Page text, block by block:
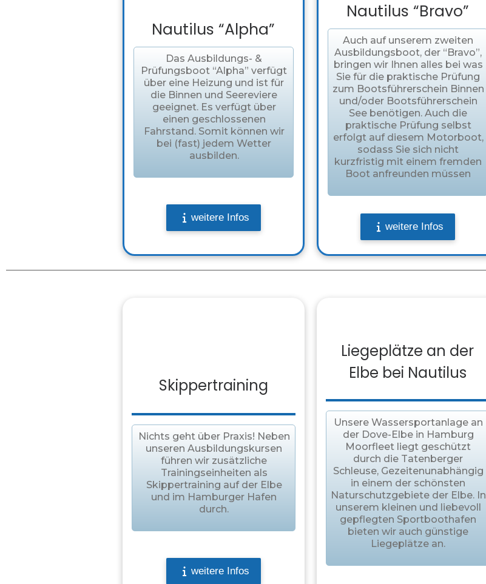
Nautilus “Alpha”
Das Ausbildungs- &
Prüfungsboot “Alpha” verfügt
über eine Heizung und ist für
die Binnen und Seereviere
geeignet. Es verfügt über
einen geschlossenen
Fahrstand. Somit können wir
bei (fast) jedem Wetter
ausbilden.
weitere Infos
Nautilus “Bravo”
Auch auf unserem zweiten
Ausbildungsboot, der “Bravo”,
bringen wir Ihnen alles bei was
Sie für die praktische Prüfung
zum Bootsführerschein Binnen
und/oder Bootsführerschein
See benötigen. Auch die
praktische Prüfung selbst
erfolgt auf diesem Motorboot,
sodass Sie sich nicht
kurzfristig mit einem fremden
Boot anfreunden müssen
weitere Infos
Skippertraining
Nichts geht über Praxis! Neben
unseren Ausbildungskursen
führen wir zusätzliche
Trainingseinheiten als
Skippertraining auf der Elbe
und im Hamburger Hafen
durch.
weitere Infos
Liegeplätze an der
Elbe bei Nautilus
Unsere Wassersportanlage an
der Dove-Elbe in Hamburg
Moorfleet liegt geschützt
durch die Tatenberger
Schleuse, Gezeitenunabhängig
in einem der schönsten
Naturschutzgebiete der Elbe. In
unserem kleinen und liebevoll
gepflegten Sportboothafen
bieten wir auch günstige
Liegeplätze an.